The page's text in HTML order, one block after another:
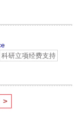
科研立项经费支持
>